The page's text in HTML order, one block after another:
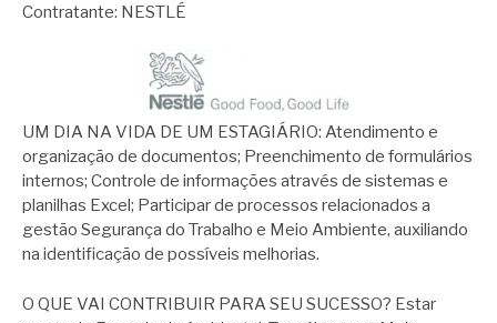
Contratante: NESTLÉ
UM DIA NA VIDA DE UM ESTAGIÁRIO: Atendimento e
organização de documentos; Preenchimento de formulários
internos; Controle de informações através de sistemas e
planilhas Excel; Participar de processos relacionados a
gestão Segurança do Trabalho e Meio Ambiente, auxiliando
na identificação de possíveis melhorias.
O QUE VAI CONTRIBUIR PARA SEU SUCESSO? Estar